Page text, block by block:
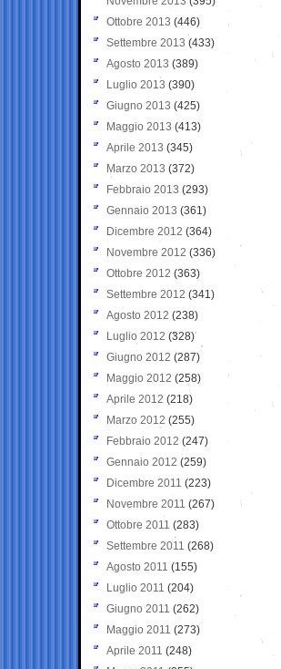
Ottobre 2013 (446)
Settembre 2013 (433)
Agosto 2013 (389)
Luglio 2013 (390)
Giugno 2013 (425)
Maggio 2013 (413)
Aprile 2013 (345)
Marzo 2013 (372)
Febbraio 2013 (293)
Gennaio 2013 (361)
Dicembre 2012 (364)
Novembre 2012 (336)
Ottobre 2012 (363)
Settembre 2012 (341)
Agosto 2012 (238)
Luglio 2012 (328)
Giugno 2012 (287)
Maggio 2012 (258)
Aprile 2012 (218)
Marzo 2012 (255)
Febbraio 2012 (247)
Gennaio 2012 (259)
Dicembre 2011 (223)
Novembre 2011 (267)
Ottobre 2011 (283)
Settembre 2011 (268)
Agosto 2011 (155)
Luglio 2011 (204)
Giugno 2011 (262)
Maggio 2011 (273)
Aprile 2011 (248)